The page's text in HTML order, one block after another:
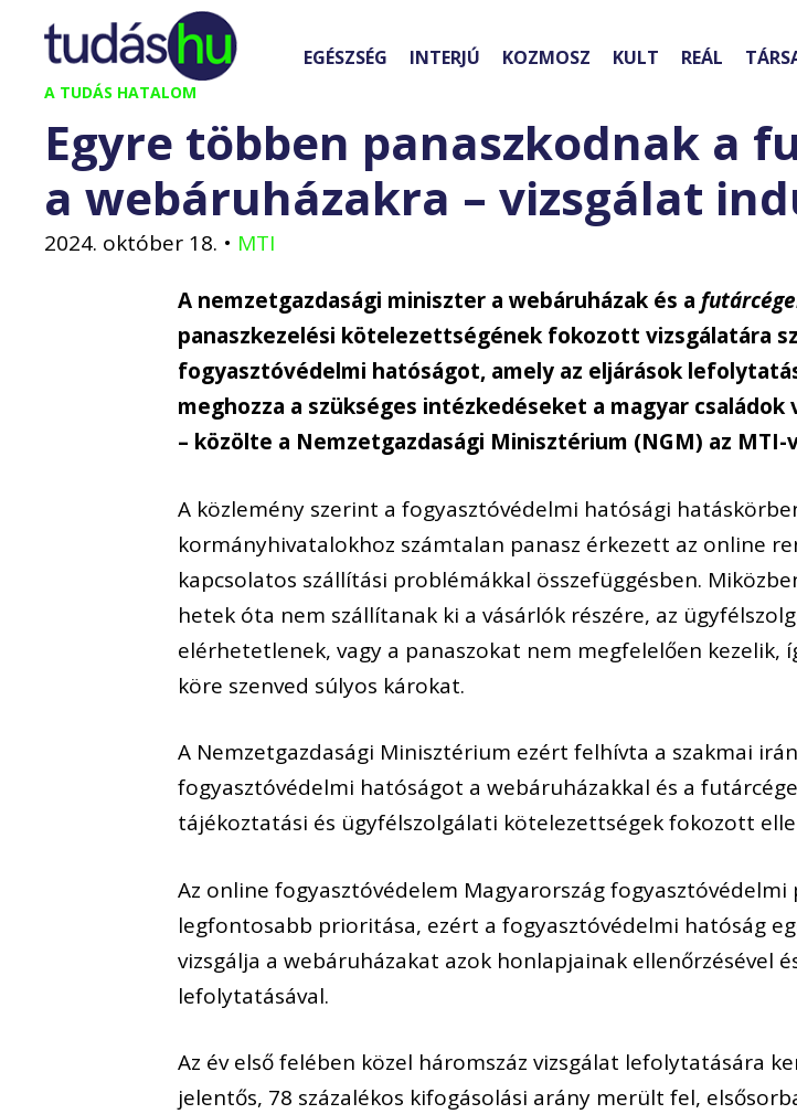
Kilépés
tartalomba
A TUDÁS HATALOM
EGÉSZSÉG INTERJÚ KOZMOSZ KULT REÁL
Egyre többen panaszkodnak a
a webáruházakra – vizsgálat
2024. október 18. • MTI
A nemzetgazdasági miniszter a webáruházak és a
panaszkezelési kötelezettségének fokozott vizsgálatára
fogyasztóvédelmi hatóságot, amely az eljárások
meghozza a szükséges intézkedéseket a magyar
– közölte a Nemzetgazdasági Minisztérium (NGM) az MTI-
A közlemény szerint a fogyasztóvédelmi hatósági
kormányhivatalokhoz számtalan panasz érkezett az online
kapcsolatos szállítási problémákkal összefüggésben.
hetek óta nem szállítanak ki a vásárlók részére, az
elérhetetlenek, vagy a panaszokat nem megfelelően kezelik,
köre szenved súlyos károkat.
A Nemzetgazdasági Minisztérium ezért felhívta a szakmai
fogyasztóvédelmi hatóságot a webáruházakkal és a
tájékoztatási és ügyfélszolgálati kötelezettségek fokozott
Az online fogyasztóvédelem Magyarország
legfontosabb prioritása, ezért a fogyasztóvédelmi hatóság
vizsgálja a webáruházakat azok honlapjainak ellenőrzésével
lefolytatásával.
Az év első felében közel háromszáz vizsgálat lefolytatására
jelentős, 78 százalékos kifogásolási arány merült fel,